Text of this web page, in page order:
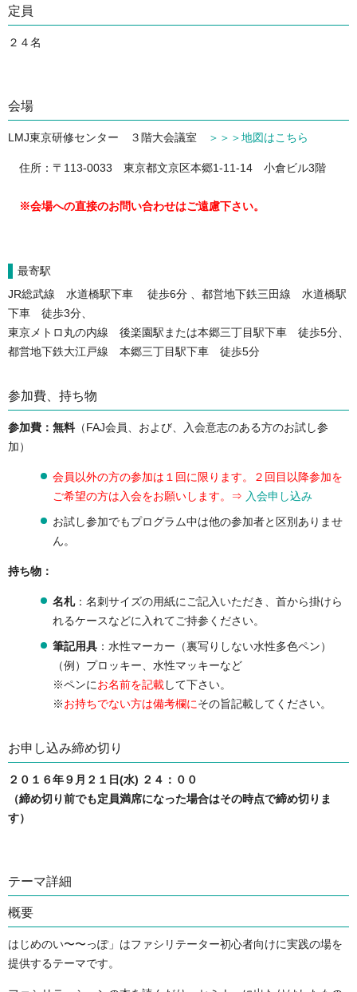
定員
２４名
会場
LMJ東京研修センター ３階大会議室 ＞＞＞地図はこちら
住所：〒113-0033 東京都文京区本郷1-11-14 小倉ビル3階
※会場への直接のお問い合わせはご遠慮下さい。
最寄駅
JR総武線 水道橋駅下車 徒歩6分 、都営地下鉄三田線 水道橋駅
下車 徒歩3分、
東京メトロ丸の内線 後楽園駅または本郷三丁目駅下車 徒歩5分、
都営地下鉄大江戸線 本郷三丁目駅下車 徒歩5分
参加費、持ち物
参加費：無料（FAJ会員、および、入会意志のある方のお試し参
加）
会員以外の方の参加は１回に限ります。２回目以降参加を
ご希望の方は入会をお願いします。⇒ 入会申し込み
お試し参加でもプログラム中は他の参加者と区別ありませ
ん。
持ち物：
名札：名刺サイズの用紙にご記入いただき、首から掛けら
れるケースなどに入れてご持参ください。
筆記用具 ：水性マーカー（裏写りしない水性多色ペン）
（例）プロッキー、水性マッキーなど
※ペンに お名前を記載 して下さい。
※ お持ちでない方は備考欄に その旨記載してください。
お申し込み締め切り
２０１６年９月２１日(水) ２４：００
（締め切り前でも定員満席になった場合はその時点で締め切りま
す）
テーマ詳細
概要
はじめのい〜〜っぽ」はファシリテーター初心者向けに実践の場を
提供するテーマです。